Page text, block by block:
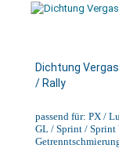
Dichtung
/ Rally
passend für: PX /
GL / Sprint / Sprint